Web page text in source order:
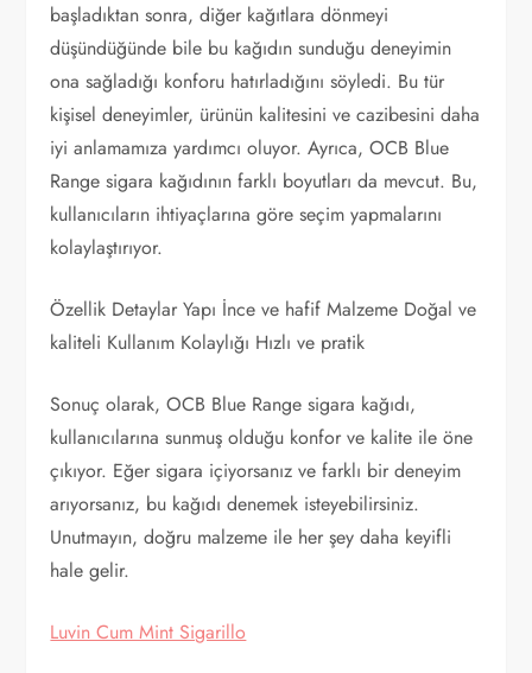
başladıktan sonra, diğer kağıtlara dönmeyi
düşündüğünde bile bu kağıdın sunduğu deneyimin
ona sağladığı konforu hatırladığını söyledi. Bu tür
kişisel deneyimler, ürünün kalitesini ve cazibesini daha
iyi anlamamıza yardımcı oluyor. Ayrıca, OCB Blue
Range sigara kağıdının farklı boyutları da mevcut. Bu,
kullanıcıların ihtiyaçlarına göre seçim yapmalarını
kolaylaştırıyor.
Özellik Detaylar Yapı İnce ve hafif Malzeme Doğal ve
kaliteli Kullanım Kolaylığı Hızlı ve pratik
Sonuç olarak, OCB Blue Range sigara kağıdı,
kullanıcılarına sunmuş olduğu konfor ve kalite ile öne
çıkıyor. Eğer sigara içiyorsanız ve farklı bir deneyim
arıyorsanız, bu kağıdı denemek isteyebilirsiniz.
Unutmayın, doğru malzeme ile her şey daha keyifli
hale gelir.
Luvin Cum Mint Sigarillo